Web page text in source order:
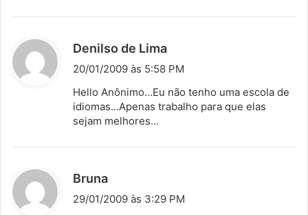
Denilso de Lima
i
s
20/01/2009 às 5:58 PM
Hello Anônimo…Eu não tenho uma escola de
idiomas…Apenas trabalho para que elas
sejam melhores…
Bruna
i
29/01/2009 às 3:29 PM